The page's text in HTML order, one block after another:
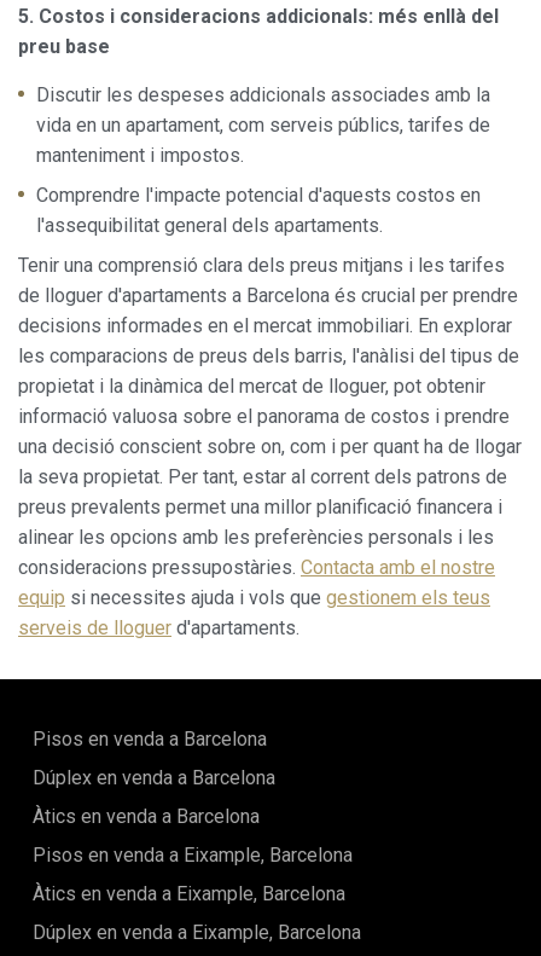
5. Costos i consideracions addicionals: més enllà del
preu base
Discutir les despeses addicionals associades amb la
vida en un apartament, com serveis públics, tarifes de
manteniment i impostos.
Comprendre l'impacte potencial d'aquests costos en
l'assequibilitat general dels apartaments.
Tenir una comprensió clara dels preus mitjans i les tarifes
de lloguer d'apartaments a Barcelona és crucial per prendre
decisions informades en el mercat immobiliari. En explorar
les comparacions de preus dels barris, l'anàlisi del tipus de
propietat i la dinàmica del mercat de lloguer, pot obtenir
informació valuosa sobre el panorama de costos i prendre
una decisió conscient sobre on, com i per quant ha de llogar
la seva propietat. Per tant, estar al corrent dels patrons de
preus prevalents permet una millor planificació financera i
alinear les opcions amb les preferències personals i les
consideracions pressupostàries. Contacta amb el nostre
equip si necessites ajuda i vols que gestionem els teus
serveis de lloguer d'apartaments.
Pisos en venda a Barcelona
Dúplex en venda a Barcelona
Àtics en venda a Barcelona
Pisos en venda a Eixample, Barcelona
Àtics en venda a Eixample, Barcelona
Dúplex en venda a Eixample, Barcelona